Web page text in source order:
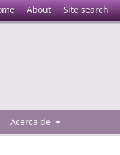
About Site search
Acerca de